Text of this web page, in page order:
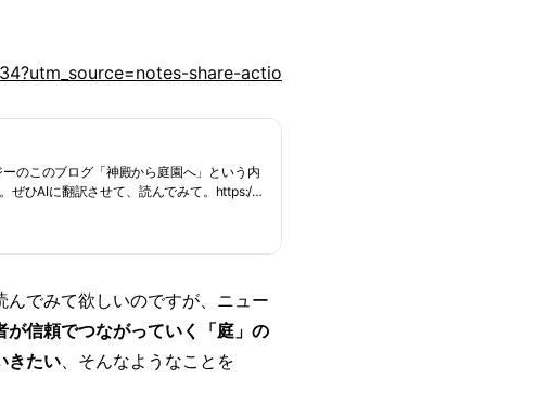
share-actio
のこのブログ「神殿から庭園へ」という内
ぜひAIに翻訳させて、読んでみて。https://p
でみて欲しいのですが、ニュー
が信頼でつながっていく「庭」の
きたい、そんなようなことを